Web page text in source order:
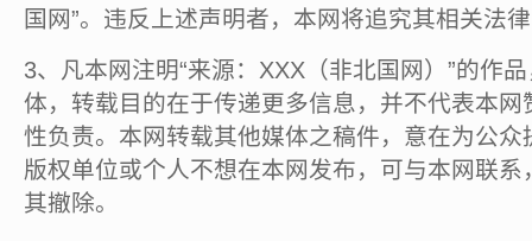
国网”。违反上述声明者，本网将追究其相关法
3、凡本网注明“来源：XXX（非北国网）”的作
体，转载目的在于传递更多信息，并不代表本
性负责。本网转载其他媒体之稿件，意在为公
版权单位或个人不想在本网发布，可与本网联
其撤除。